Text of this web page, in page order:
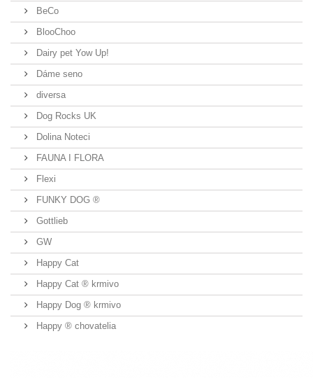
BeCo
BlooChoo
Dairy pet Yow Up!
Dáme seno
diversa
Dog Rocks UK
Dolina Noteci
FAUNA I FLORA
Flexi
FUNKY DOG ®
Gottlieb
GW
Happy Cat
Happy Cat ® krmivo
Happy Dog ® krmivo
Happy ® chovatelia